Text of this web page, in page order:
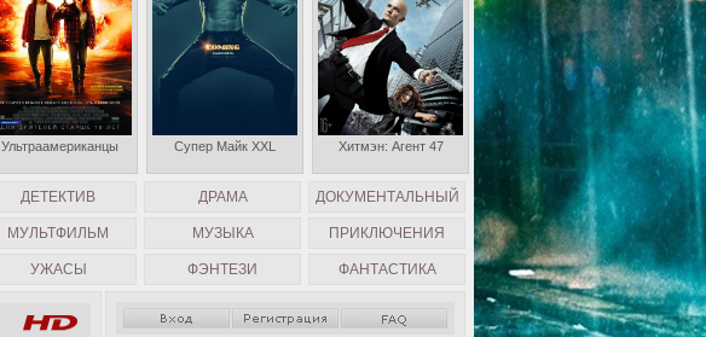
ДЕТЕКТИВ ДРАМА ДОКУМЕНТАЛЬНЫЙ
МУЛЬТФИЛЬМ МУЗЫКА ПРИКЛЮЧЕНИЯ
УЖАСЫ ФЭНТЕЗИ ФАНТАСТИКА
Ультраамериканцы Супер Майк XXL Хитмэн: Агент 47